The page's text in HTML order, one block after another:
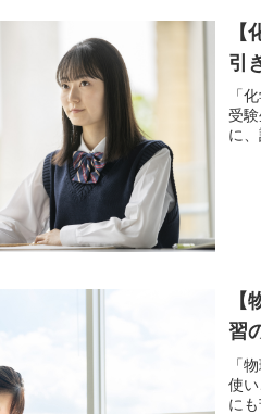
引
「
受
に
習
「
使
に